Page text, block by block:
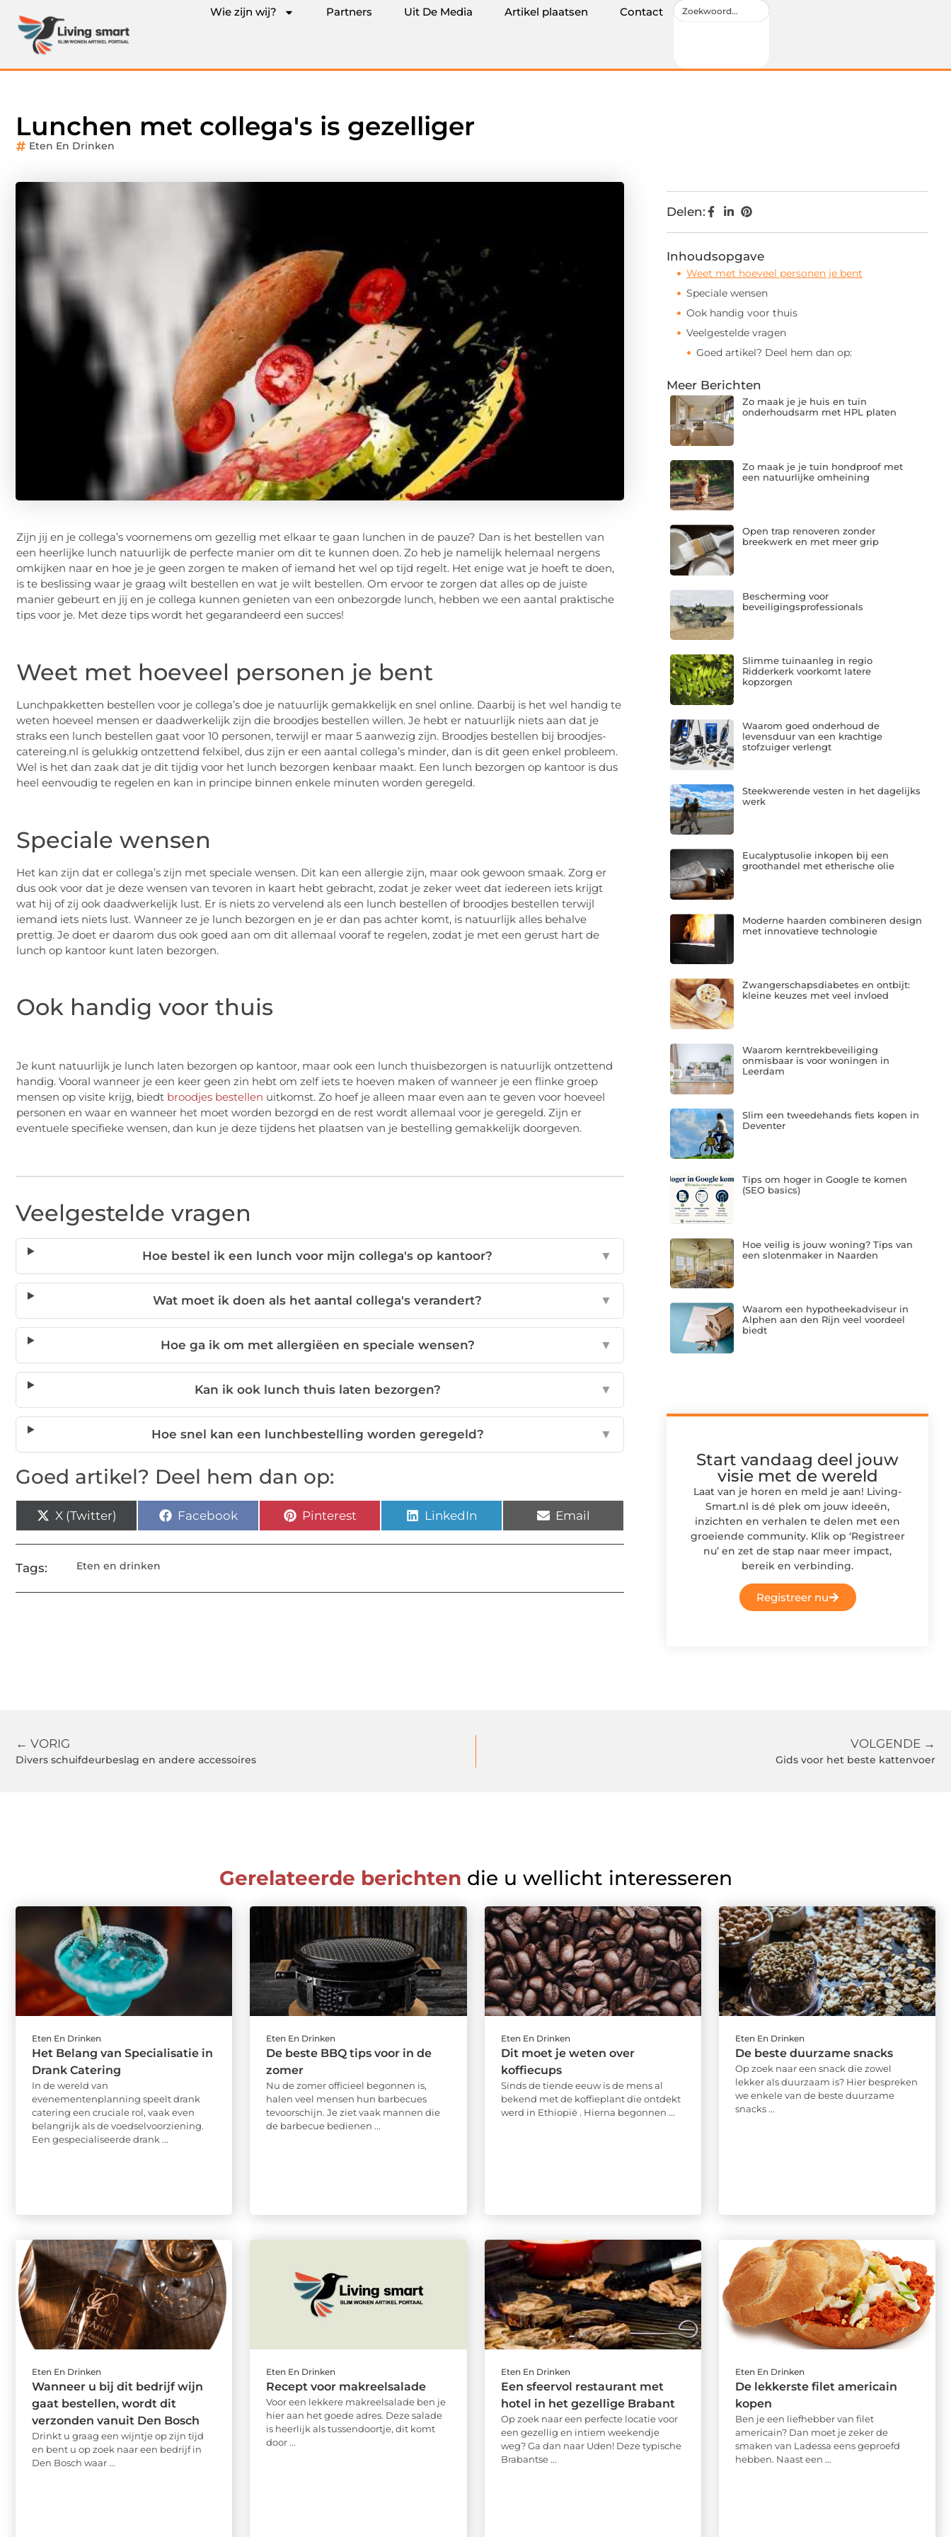
Wie zijn wij? Partners Uit De Media Artikel plaatsen Contact
Lunchen met collega's is gezelliger
Eten En Drinken
Zijn jij en je collega’s voornemens om gezellig met elkaar te gaan lunchen in de pauze? Dan is het bestellen van
een heerlijke lunch natuurlijk de perfecte manier om dit te kunnen doen. Zo heb je namelijk helemaal nergens
omkijken naar en hoe je je geen zorgen te maken of iemand het wel op tijd regelt. Het enige wat je hoeft te doen,
is te beslissing waar je graag wilt bestellen en wat je wilt bestellen. Om ervoor te zorgen dat alles op de juiste
manier gebeurt en jij en je collega kunnen genieten van een onbezorgde lunch, hebben we een aantal praktische
tips voor je. Met deze tips wordt het gegarandeerd een succes!
Weet met hoeveel personen je bent
Lunchpakketten bestellen voor je collega’s doe je natuurlijk gemakkelijk en snel online. Daarbij is het wel handig te
weten hoeveel mensen er daadwerkelijk zijn die broodjes bestellen willen. Je hebt er natuurlijk niets aan dat je
straks een lunch bestellen gaat voor 10 personen, terwijl er maar 5 aanwezig zijn. Broodjes bestellen bij broodjes-
catereing.nl is gelukkig ontzettend felxibel, dus zijn er een aantal collega’s minder, dan is dit geen enkel probleem.
Wel is het dan zaak dat je dit tijdig voor het lunch bezorgen kenbaar maakt. Een lunch bezorgen op kantoor is dus
heel eenvoudig te regelen en kan in principe binnen enkele minuten worden geregeld.
Speciale wensen
Het kan zijn dat er collega’s zijn met speciale wensen. Dit kan een allergie zijn, maar ook gewoon smaak. Zorg er
dus ook voor dat je deze wensen van tevoren in kaart hebt gebracht, zodat je zeker weet dat iedereen iets krijgt
wat hij of zij ook daadwerkelijk lust. Er is niets zo vervelend als een lunch bestellen of broodjes bestellen terwijl
iemand iets niets lust. Wanneer ze je lunch bezorgen en je er dan pas achter komt, is natuurlijk alles behalve
prettig. Je doet er daarom dus ook goed aan om dit allemaal vooraf te regelen, zodat je met een gerust hart de
lunch op kantoor kunt laten bezorgen.
Ook handig voor thuis
Je kunt natuurlijk je lunch laten bezorgen op kantoor, maar ook een lunch thuisbezorgen is natuurlijk ontzettend
handig. Vooral wanneer je een keer geen zin hebt om zelf iets te hoeven maken of wanneer je een flinke groep
mensen op visite krijg, biedt broodjes bestellen uitkomst. Zo hoef je alleen maar even aan te geven voor hoeveel
personen en waar en wanneer het moet worden bezorgd en de rest wordt allemaal voor je geregeld. Zijn er
eventuele specifieke wensen, dan kun je deze tijdens het plaatsen van je bestelling gemakkelijk doorgeven.
Veelgestelde vragen
Hoe bestel ik een lunch voor mijn collega's op kantoor? ▼
Wat moet ik doen als het aantal collega's verandert? ▼
Hoe ga ik om met allergiëen en speciale wensen? ▼
Kan ik ook lunch thuis laten bezorgen? ▼
Hoe snel kan een lunchbestelling worden geregeld? ▼
Goed artikel? Deel hem dan op:
X (Twitter) Facebook Pinterest LinkedIn Email
Tags: Eten en drinken
Delen:
Inhoudsopgave
Weet met hoeveel personen je bent
Speciale wensen
Ook handig voor thuis
Veelgestelde vragen
Goed artikel? Deel hem dan op:
Meer Berichten
Zo maak je je huis en tuin
onderhoudsarm met HPL platen
Zo maak je je tuin hondproof met
een natuurlijke omheining
Open trap renoveren zonder
breekwerk en met meer grip
Bescherming voor
beveiligingsprofessionals
Slimme tuinaanleg in regio
Ridderkerk voorkomt latere
kopzorgen
Waarom goed onderhoud de
levensduur van een krachtige
stofzuiger verlengt
Steekwerende vesten in het dagelijks
werk
Eucalyptusolie inkopen bij een
groothandel met etherische olie
Moderne haarden combineren design
met innovatieve technologie
Zwangerschapsdiabetes en ontbijt:
kleine keuzes met veel invloed
Waarom kerntrekbeveiliging
onmisbaar is voor woningen in
Leerdam
Slim een tweedehands fiets kopen in
Deventer
Tips om hoger in Google te komen
(SEO basics)
Hoe veilig is jouw woning? Tips van
een slotenmaker in Naarden
Waarom een hypotheekadviseur in
Alphen aan den Rijn veel voordeel
biedt
Start vandaag deel jouw
visie met de wereld
Laat van je horen en meld je aan! Living-
Smart.nl is dé plek om jouw ideeën,
inzichten en verhalen te delen met een
groeiende community. Klik op ‘Registreer
nu’ en zet de stap naar meer impact,
bereik en verbinding.
Registreer nu
← VORIG
Divers schuifdeurbeslag en andere accessoires
VOLGENDE →
Gids voor het beste kattenvoer
Gerelateerde berichten die u wellicht interesseren
Eten En Drinken
Het Belang van Specialisatie in
Drank Catering
In de wereld van
evenementenplanning speelt drank
catering een cruciale rol, vaak even
belangrijk als de voedselvoorziening.
Een gespecialiseerde drank ...
Eten En Drinken
De beste BBQ tips voor in de
zomer
Nu de zomer officieel begonnen is,
halen veel mensen hun barbecues
tevoorschijn. Je ziet vaak mannen die
de barbecue bedienen ...
Eten En Drinken
Dit moet je weten over
koffiecups
Sinds de tiende eeuw is de mens al
bekend met de koffieplant die ontdekt
werd in Ethiopië . Hierna begonnen ...
Eten En Drinken
De beste duurzame snacks
Op zoek naar een snack die zowel
lekker als duurzaam is? Hier bespreken
we enkele van de beste duurzame
snacks ...
Eten En Drinken
Wanneer u bij dit bedrijf wijn
gaat bestellen, wordt dit
verzonden vanuit Den Bosch
Drinkt u graag een wijntje op zijn tijd
en bent u op zoek naar een bedrijf in
Den Bosch waar ...
Eten En Drinken
Recept voor makreelsalade
Voor een lekkere makreelsalade ben je
hier aan het goede adres. Deze salade
is heerlijk als tussendoortje, dit komt
door ...
Eten En Drinken
Een sfeervol restaurant met
hotel in het gezellige Brabant
Op zoek naar een perfecte locatie voor
een gezellig en intiem weekendje
weg? Ga dan naar Uden! Deze typische
Brabantse ...
Eten En Drinken
De lekkerste filet americain
kopen
Ben je een liefhebber van filet
americain? Dan moet je zeker de
smaken van Ladessa eens geproefd
hebben. Naast een ...